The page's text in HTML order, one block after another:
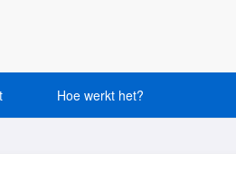
Hoe werkt het?